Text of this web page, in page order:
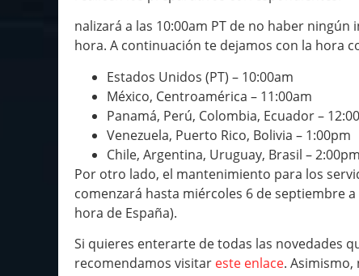
nalizará a las 10:00am PT de no haber
hora. A continuación te dejamos con la hora
Estados Unidos (PT) – 10:00am
México, Centroamérica – 11:00am
Panamá, Perú, Colombia, Ecuador –
Venezuela, Puerto Rico, Bolivia – 1:00pm
Chile, Argentina, Uruguay, Brasil – 2:00pm
Por otro lado, el mantenimiento para los
comenzará hasta miércoles 6 de septiembre a
hora de España).
Si quieres enterarte de todas las novedades
recomendamos visitar este enlace.